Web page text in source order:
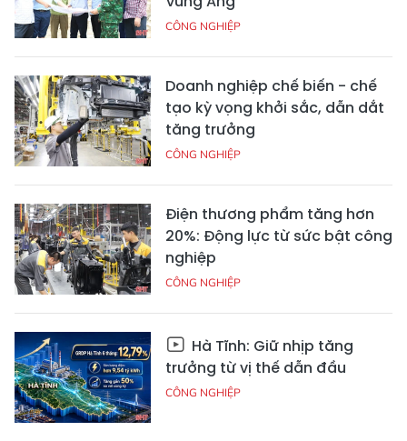
CÔNG NGHIỆP
Doanh nghiệp chế biến - chế
tạo kỳ vọng khởi sắc, dẫn dắt
tăng trưởng
CÔNG NGHIỆP
Điện thương phẩm tăng hơn
20%: Động lực từ sức bật công
nghiệp
CÔNG NGHIỆP
Hà Tĩnh: Giữ nhịp tăng
trưởng từ vị thế dẫn đầu
CÔNG NGHIỆP